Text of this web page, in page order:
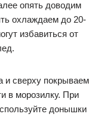
опять доводим
охлаждаем до 20-
избавиться от
и сверху покрываем
в морозилку. При
донышки